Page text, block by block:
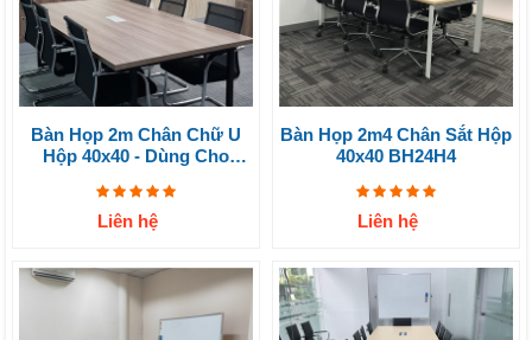
Bàn Họp 2m Chân Chữ U
Hộp 40x40 - Dùng Cho
Liên hệ
Bàn Họp 2m4 Chân Sắt Hộp
40x40 BH24H4
Liên hệ